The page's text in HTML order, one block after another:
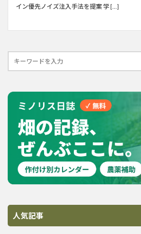
イン優先ノイズ注入手法を提案 学 […]
人気記事